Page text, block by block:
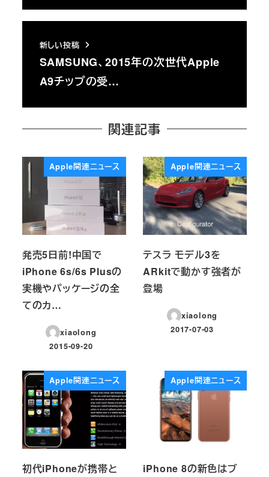
新しい投稿
SAMSUNG、2015年の次世代Apple
A9チップの受…
関連記事
Apple関連ニュース
発売5日前!中国で
iPhone 6s/6s Plusの
実機やパッケージの全
てのカ…
xiaolong
投稿日
2015-09-20
Apple関連ニュース
テスラ モデル3を
ARkitで動かす強者が
登場
xiaolong
投稿日
2017-07-03
Apple関連ニュース
初代iPhoneが携帯と
Apple関連ニュース
iPhone 8の新色はブ